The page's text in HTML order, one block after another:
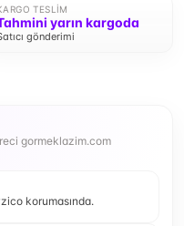
TESLIM
yarın kargoda
gönderimi
gormeklazim.com
korumasında.